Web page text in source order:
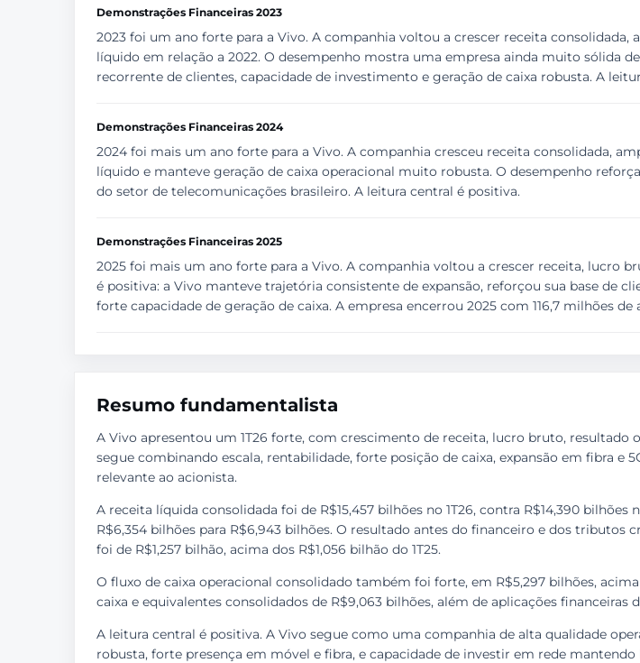
Demonstrações Financeiras 2023
2023 foi um ano forte para a Vivo. A companhia voltou a crescer receita
líquido em relação a 2022. O desempenho mostra uma empresa ainda muito sólida
recorrente de clientes, capacidade de investimento e geração de caixa robusta. A
Demonstrações Financeiras 2024
2024 foi mais um ano forte para a Vivo. A companhia cresceu receita consolidada,
líquido e manteve geração de caixa operacional muito robusta. O desempenho
do setor de telecomunicações brasileiro. A leitura central é positiva.
Demonstrações Financeiras 2025
2025 foi mais um ano forte para a Vivo. A companhia voltou a crescer receita, lucro
é positiva: a Vivo manteve trajetória consistente de expansão, reforçou sua base de
forte capacidade de geração de caixa. A empresa encerrou 2025 com 116,7 milhões
Resumo fundamentalista
A Vivo apresentou um 1T26 forte, com crescimento de receita, lucro bruto, resultado
segue combinando escala, rentabilidade, forte posição de caixa, expansão em fibra
relevante ao acionista.
A receita líquida consolidada foi de R$15,457 bilhões no 1T26, contra R$14,390
R$6,354 bilhões para R$6,943 bilhões. O resultado antes do financeiro e dos tributos
foi de R$1,257 bilhão, acima dos R$1,056 bilhão do 1T25.
O fluxo de caixa operacional consolidado também foi forte, em R$5,297 bilhões,
caixa e equivalentes consolidados de R$9,063 bilhões, além de aplicações financeiras
A leitura central é positiva. A Vivo segue como uma companhia de alta qualidade
robusta, forte presença em móvel e fibra, e capacidade de investir em rede